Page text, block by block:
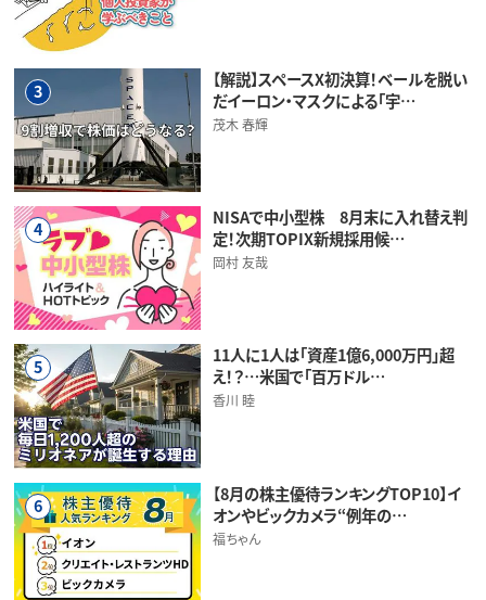
3
【解説】スペースX初決算！ベールを脱い
だイーロン・マスクによる「宇…
茂木 春輝
4
NISAで中小型株 8月末に入れ替え判
定！次期TOPIX新規採用候…
岡村 友哉
5
11人に1人は「資産1億6,000万円」超
え！？…米国で「百万ドル…
香川 睦
6
【8月の株主優待ランキングTOP10】イ
オンやビックカメラ“例年の…
福ちゃん